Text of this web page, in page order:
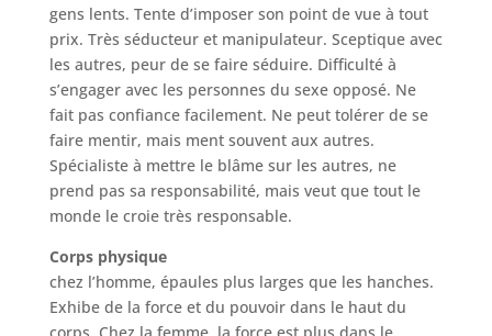
gens lents. Tente d’imposer son point de vue à tout
prix. Très séducteur et manipulateur. Sceptique avec
les autres, peur de se faire séduire. Difficulté à
s’engager avec les personnes du sexe opposé. Ne
fait pas confiance facilement. Ne peut tolérer de se
faire mentir, mais ment souvent aux autres.
Spécialiste à mettre le blâme sur les autres, ne
prend pas sa responsabilité, mais veut que tout le
monde le croie très responsable.
Corps physique
chez l’homme, épaules plus larges que les hanches.
Exhibe de la force et du pouvoir dans le haut du